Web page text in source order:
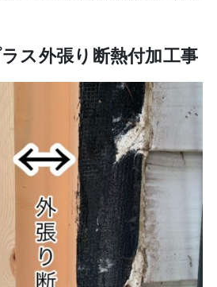
ラス外張り断熱付加工事